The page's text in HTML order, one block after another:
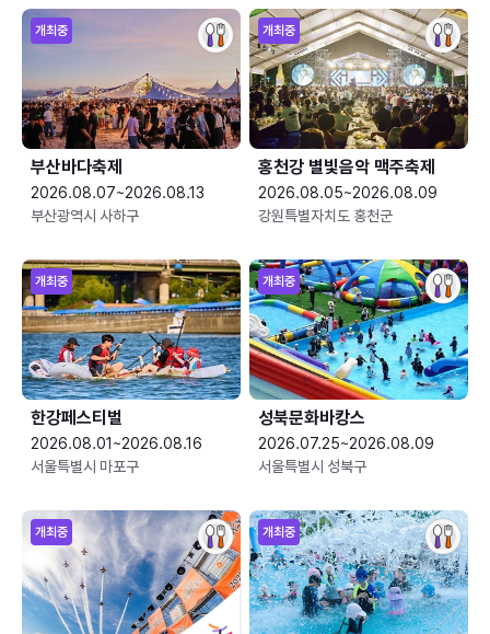
개최중
부산바다축제
2026.08.07~2026.08.13
부산광역시 사하구
개최중
홍천강 별빛음악 맥주축제
2026.08.05~2026.08.09
강원특별자치도 홍천군
개최중
한강페스티벌
2026.08.01~2026.08.16
서울특별시 마포구
개최중
성북문화바캉스
2026.07.25~2026.08.09
서울특별시 성북구
개최중 개최중